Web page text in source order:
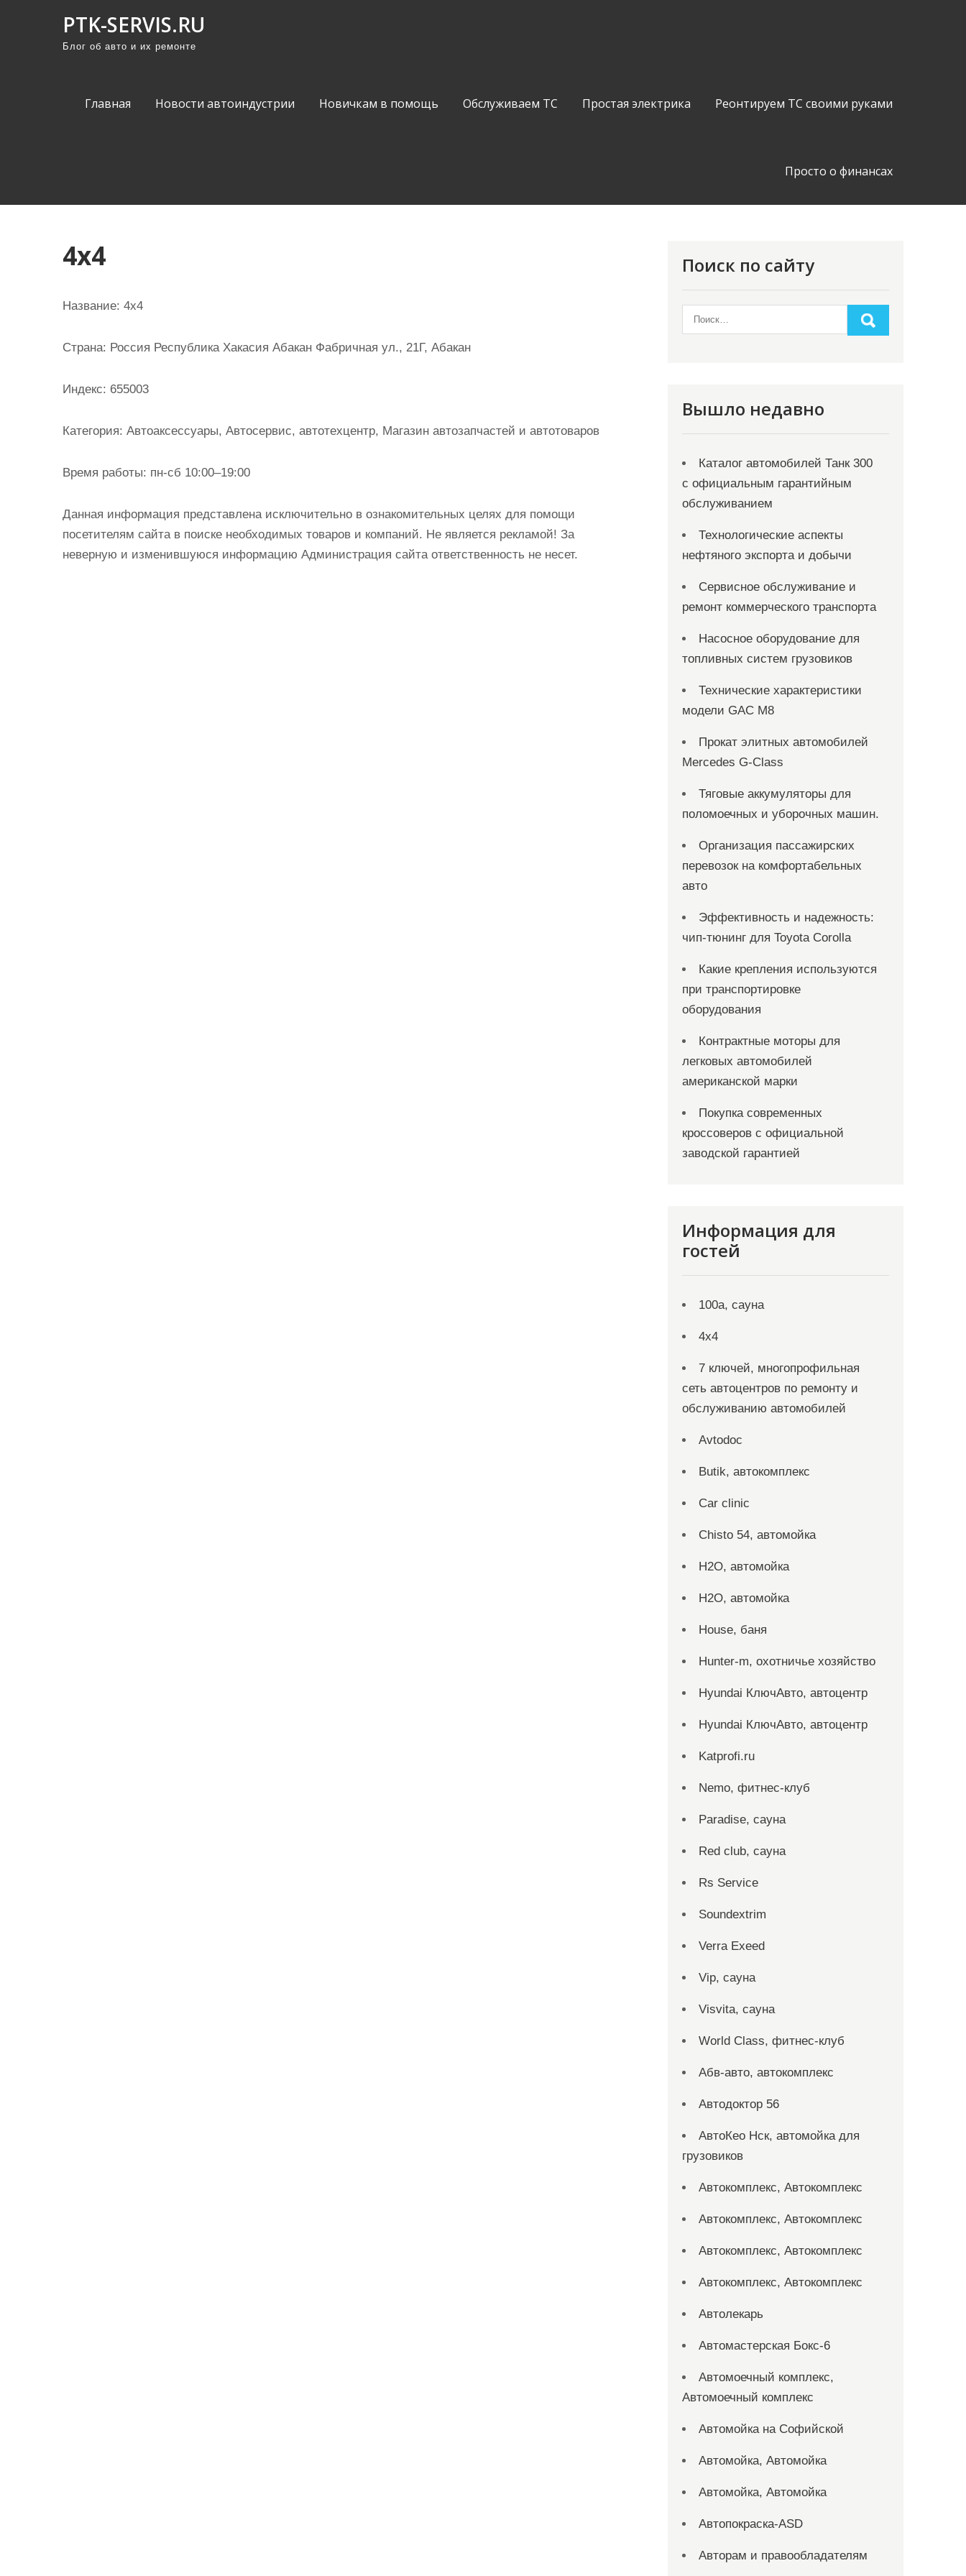
PTK-SERVIS.RU
Блог об авто и их ремонте
Главная Новости автоиндустрии Новичкам в помощь Обслуживаем ТС Простая электрика Реонтируем ТС своими руками
Просто о финансах
4х4
Название: 4х4
Страна: Россия Республика Хакасия Абакан Фабричная ул., 21Г, Абакан
Индекс: 655003
Категория: Автоаксессуары, Автосервис, автотехцентр, Магазин автозапчастей и автотоваров
Время работы: пн-сб 10:00–19:00
Данная информация представлена исключительно в ознакомительных целях для помощи
посетителям сайта в поиске необходимых товаров и компаний. Не является рекламой! За
неверную и изменившуюся информацию Администрация сайта ответственность не несет.
Поиск по сайту
Вышло недавно
Каталог автомобилей Танк 300
с официальным гарантийным
обслуживанием
Технологические аспекты
нефтяного экспорта и добычи
Сервисное обслуживание и
ремонт коммерческого транспорта
Насосное оборудование для
топливных систем грузовиков
Технические характеристики
модели GAC M8
Прокат элитных автомобилей
Mercedes G-Class
Тяговые аккумуляторы для
поломоечных и уборочных машин.
Организация пассажирских
перевозок на комфортабельных
авто
Эффективность и надежность:
чип-тюнинг для Toyota Corolla
Какие крепления используются
при транспортировке
оборудования
Контрактные моторы для
легковых автомобилей
американской марки
Покупка современных
кроссоверов с официальной
заводской гарантией
Информация для
гостей
100а, сауна
4х4
7 ключей, многопрофильная
сеть автоцентров по ремонту и
обслуживанию автомобилей
Avtodoc
Butik, автокомплекс
Car clinic
Chisto 54, автомойка
H2O, автомойка
H2O, автомойка
House, баня
Hunter-m, охотничье хозяйство
Hyundai КлючАвто, автоцентр
Hyundai КлючАвто, автоцентр
Katprofi.ru
Nemo, фитнес-клуб
Paradise, сауна
Red сlub, сауна
Rs Service
Soundextrim
Verra Exeed
Vip, сауна
Visvita, сауна
World Class, фитнес-клуб
Абв-авто, автокомплекс
Автодоктор 56
АвтоКео Нск, автомойка для
грузовиков
Автокомплекс, Автокомплекс
Автокомплекс, Автокомплекс
Автокомплекс, Автокомплекс
Автокомплекс, Автокомплекс
Автолекарь
Автомастерская Бокс-6
Автомоечный комплекс,
Автомоечный комплекс
Автомойка на Софийской
Автомойка, Автомойка
Автомойка, Автомойка
Автопокраска-ASD
Авторам и правообладателям